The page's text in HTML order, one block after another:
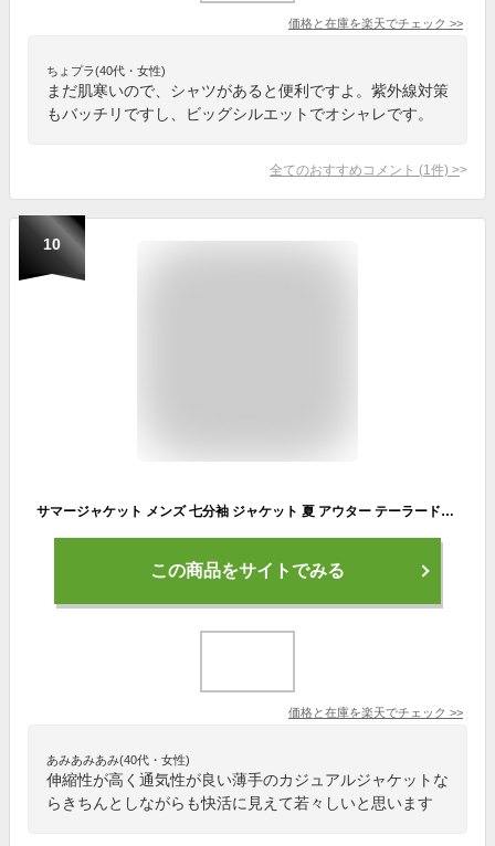
価格と在庫を楽天でチェック >>
ちょプラ(40代・女性)
まだ肌寒いので、シャツがあると便利ですよ。紫外線対策
もバッチリですし、ビッグシルエットでオシャレです。
全てのおすすめコメント (1 件) >
10
サマージャケット メンズ 七分袖 ジャケット 夏 アウター テーラードジャケット 七部袖 メンズジャケット 春夏 カジュアル 40代 50代 メンズファッション ファッション 春 夏ジャケット 夏用ジャケット サマー 夏服 7分袖 ショート丈 30代 ビジネス オフィス スリム 青 薄手
この商品をサイトでみる
価格と在庫を楽天でチェック >>
あみあみあみ(40代・女性)
伸縮性が高く通気性が良い薄手のカジュアルジャケットな
らきちんとしながらも快活に見えて若々しいと思います